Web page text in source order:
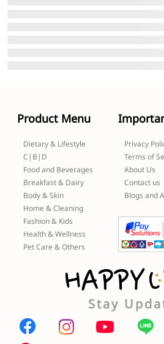
Product Menu
Dietary & Lifestyle
C|B|D
Food and Beverages
Breakfast & Dairy
Body & Skin
Home & Cleaning
Fashion & Kids
Health & Wellness
Pet Care & Others
Privacy
Terms of
About Us
Contact us
Blogs and
Stay